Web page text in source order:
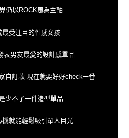
仍以ROCK風為主軸
最受注目的性感女孩
表男友最愛的設計感單品
自訂款 現在就要好好check一番
少不了一件造型單品
機就能輕鬆吸引眾人目光